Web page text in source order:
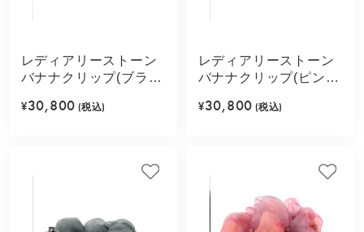
レディアリーストーン
バナナクリップ(ブラッ
¥30,800 (税込)
レディアリーストーン
バナナクリップ(ピンク
¥30,800 (税込)